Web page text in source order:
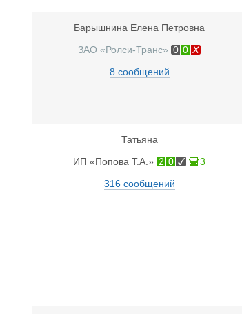
Барышнина Елена Петровна
ЗАО «Ролси-Транс» 0 0
8 сообщений
Татьяна
ИП «Попова Т.А.» 2 0
3
316 сообщений